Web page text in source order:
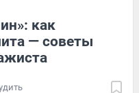
как
— советы